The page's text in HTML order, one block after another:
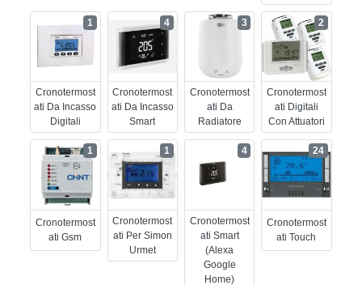
Cronotermost
Ati Da Incasso
Digitali
1
Cronotermost
Ati Da Incasso
Smart
4
Cronotermost
Ati Da
Radiatore
3
Cronotermost
Ati Digitali
Con Attuatori
2
Cronotermost
Ati Gsm
1
Cronotermost
Ati Per Simon
Urmet
1
Cronotermost
Ati Smart
(alexa
Google
Home)
4
Cronotermost
Ati Touch
24